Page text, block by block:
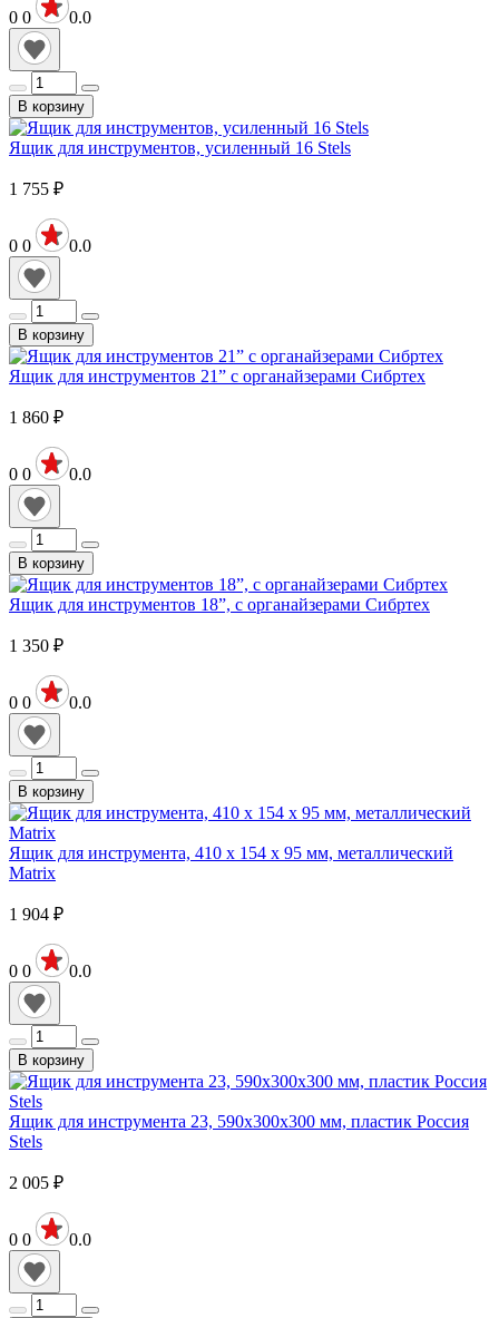
0 0 0.0
В корзину
Ящик для инструментов, усиленный 16 Stels
1 755 ₽
0 0 0.0
В корзину
Ящик для инструментов 21” с органайзерами Сибртех
1 860 ₽
0 0 0.0
В корзину
Ящик для инструментов 18”, с органайзерами Сибртех
1 350 ₽
0 0 0.0
В корзину
Ящик для инструмента, 410 х 154 х 95 мм, металлический
Matrix
1 904 ₽
0 0 0.0
В корзину
Ящик для инструмента 23, 590х300х300 мм, пластик Россия
Stels
2 005 ₽
0 0 0.0